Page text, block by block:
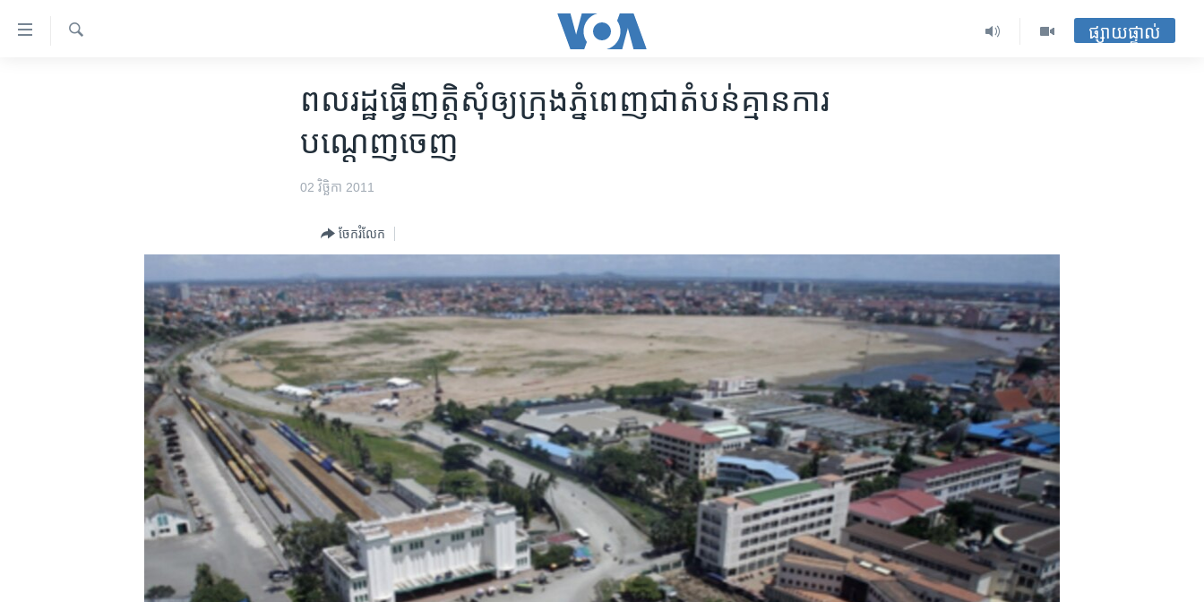
ទៅ​
ផ្សាយផ្ទាល់
ពលរដ្ឋ​ធ្វើ​ញត្តិ​សុំ​ឲ្យ​ក្រុង​ភ្នំពេញ​ជា​តំបន់​គ្មាន​ការ​
បណ្តេញ​ចេញ
02 វិច្ឆិកា 2011
ចែករំលែក